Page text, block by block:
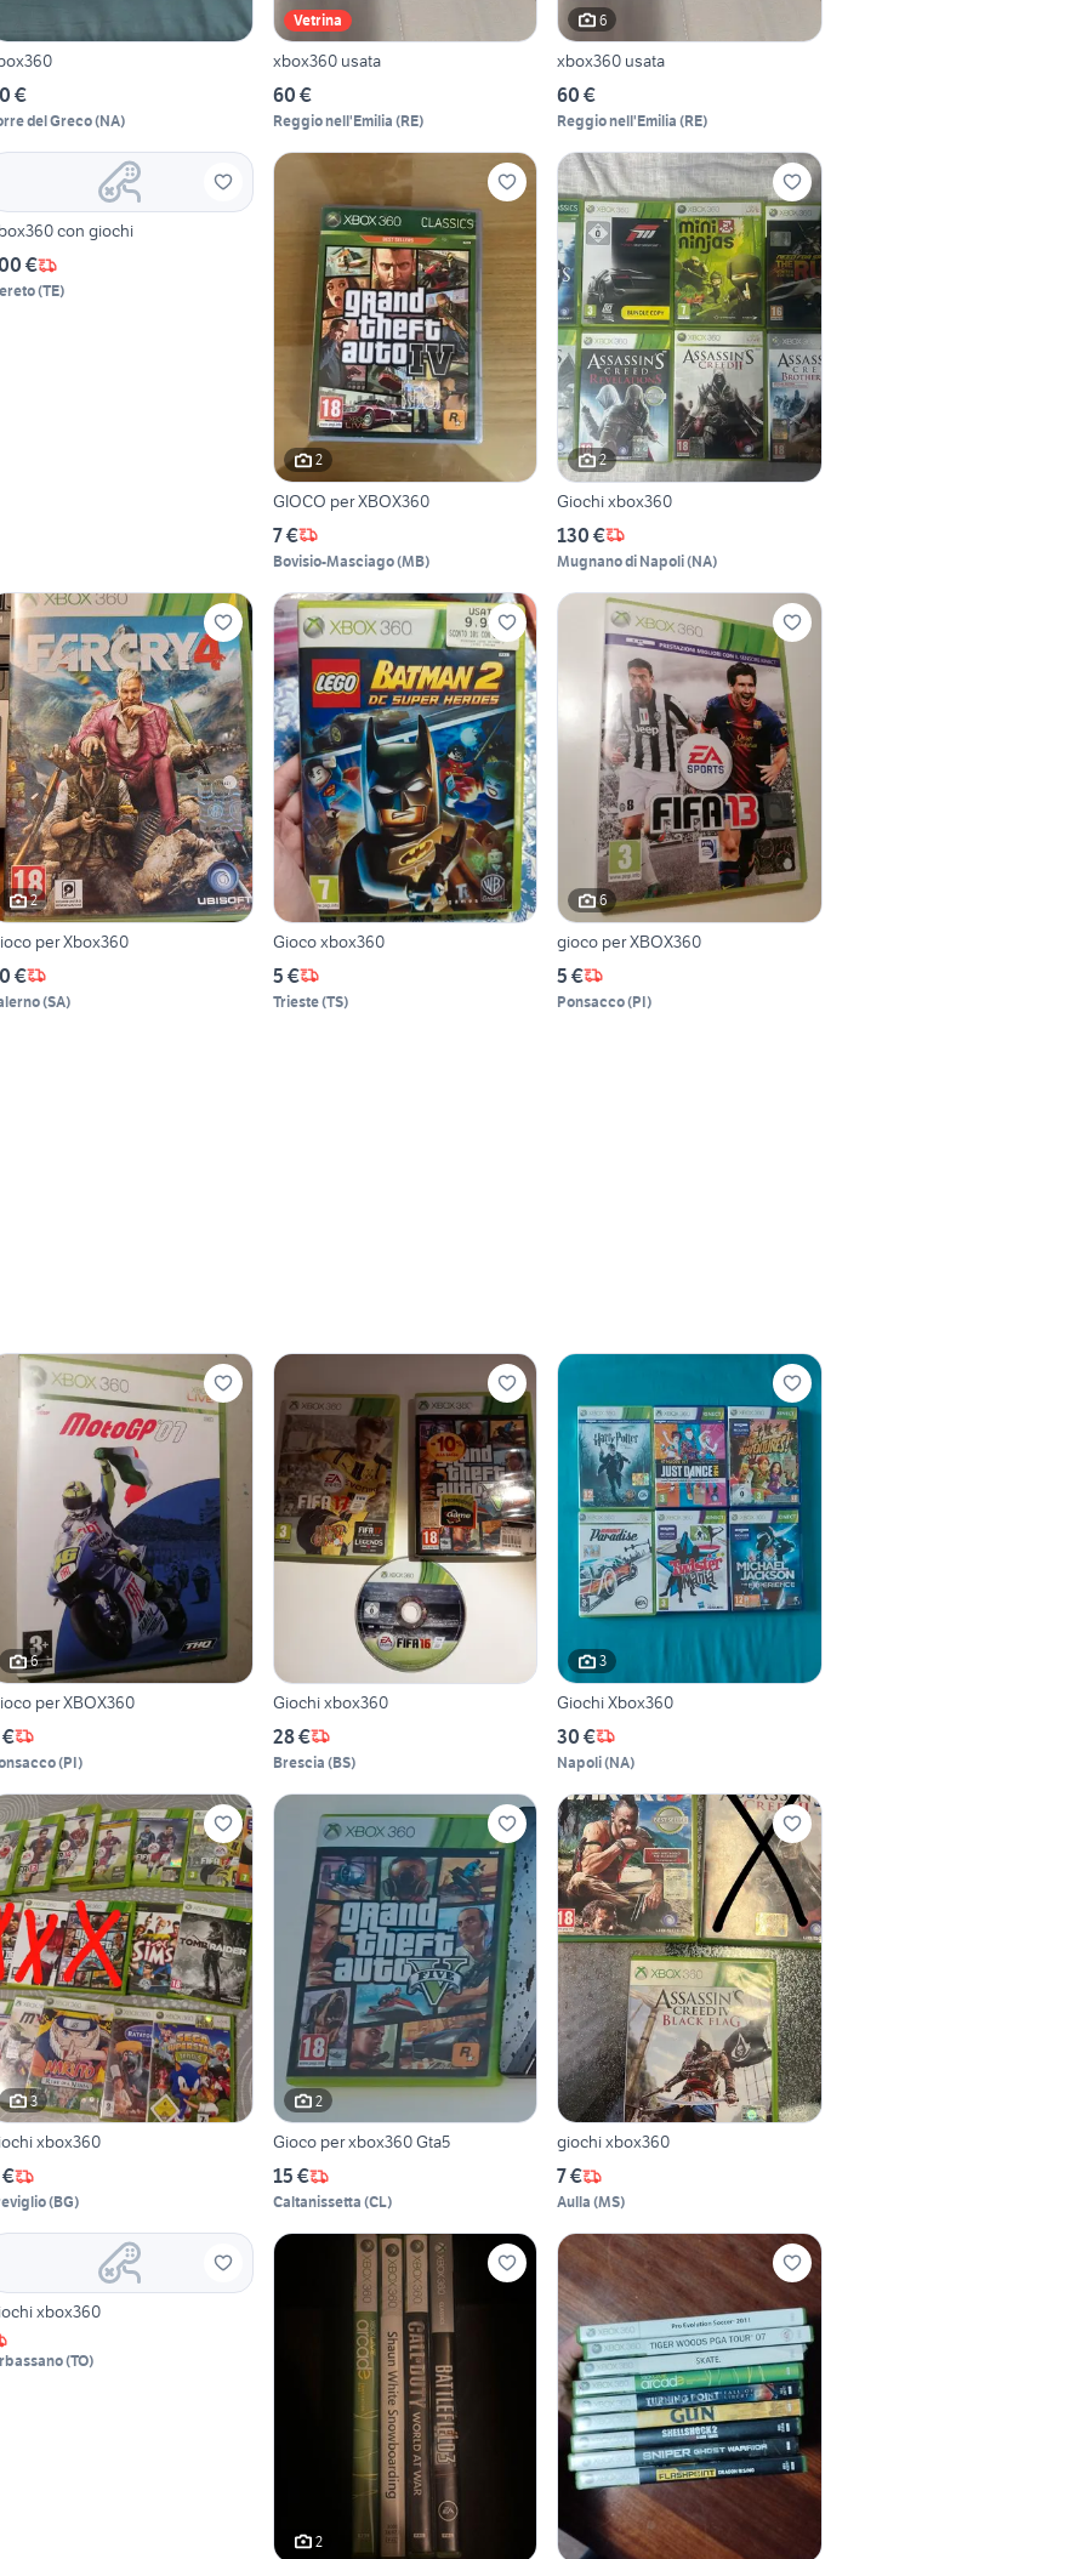
€
del Greco(NA)
Vetrina
xbox360 usata
60 €
Reggio nell'Emilia (RE)
6
xbox360 usata
60 €
Reggio nell'Emilia (RE)
con giochi
€
(TE)
2
GIOCO per XBOX360
7 €
Bovisio-Masciago(MB)
2
Giochi xbox360
130 €
Mugnano di Napoli(NA)
2
per Xbox360
€
(SA)
Gioco xbox360
5 €
Trieste(TS)
6
gioco per XBOX360
5 €
Ponsacco(PI)
6
per XBOX360
(PI)
Giochi xbox360
28 €
Brescia (BS)
3
Giochi Xbox360
30 €
Napoli(NA)
3
xbox360
(BG)
2
Gioco per xbox360 Gta5
15 €
Caltanissetta (CL)
giochi xbox360
7 €
Aulla (MS)
xbox360
(TO)
2